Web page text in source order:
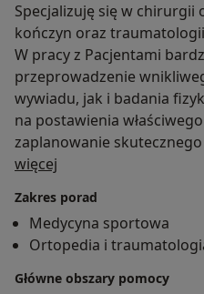
Specjalizuję się w
kończyn oraz
W pracy z Pacjentami
przeprowadzenie
wywiadu, jak i badania
na postawienia
zaplanowanie skutecznego
traumatologii narządu
renomowanych ośrodkach
w licznych szkoleniach,
zagranicznych.
więcej
Zakres porad
Medycyna sportowa
Ortopedia i
Główne obszary pomocy